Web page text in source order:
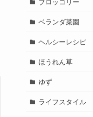
ブロッコリー
ベランダ菜園
ヘルシーレシピ
ほうれん草
ゆず
ライフスタイル